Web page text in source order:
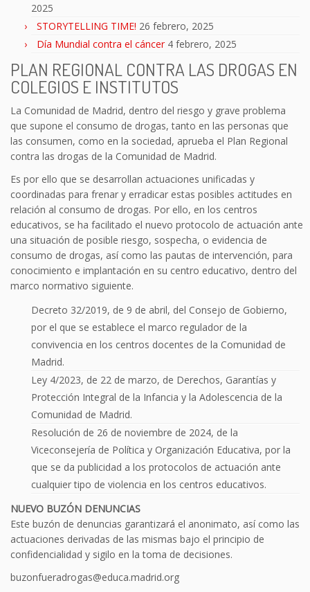
2025
STORYTELLING TIME! 26 febrero, 2025
Día Mundial contra el cáncer 4 febrero, 2025
PLAN REGIONAL CONTRA LAS DROGAS EN
COLEGIOS E INSTITUTOS
La Comunidad de Madrid, dentro del riesgo y grave problema
que supone el consumo de drogas, tanto en las personas que
las consumen, como en la sociedad, aprueba el Plan Regional
contra las drogas de la Comunidad de Madrid.
Es por ello que se desarrollan actuaciones unificadas y
coordinadas para frenar y erradicar estas posibles actitudes en
relación al consumo de drogas. Por ello, en los centros
educativos, se ha facilitado el nuevo protocolo de actuación ante
una situación de posible riesgo, sospecha, o evidencia de
consumo de drogas, así como las pautas de intervención, para
conocimiento e implantación en su centro educativo, dentro del
marco normativo siguiente.
Decreto 32/2019, de 9 de abril, del Consejo de Gobierno,
por el que se establece el marco regulador de la
convivencia en los centros docentes de la Comunidad de
Madrid.
Ley 4/2023, de 22 de marzo, de Derechos, Garantías y
Protección Integral de la Infancia y la Adolescencia de la
Comunidad de Madrid.
Resolución de 26 de noviembre de 2024, de la
Viceconsejería de Política y Organización Educativa, por la
que se da publicidad a los protocolos de actuación ante
cualquier tipo de violencia en los centros educativos.
NUEVO BUZÓN DENUNCIAS
Este buzón de denuncias garantizará el anonimato, así como las
actuaciones derivadas de las mismas bajo el principio de
confidencialidad y sigilo en la toma de decisiones.
buzonfueradrogas@educa.madrid.org